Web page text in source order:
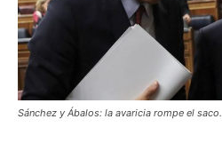
Sánchez y Ábalos: la avaricia rompe el saco.